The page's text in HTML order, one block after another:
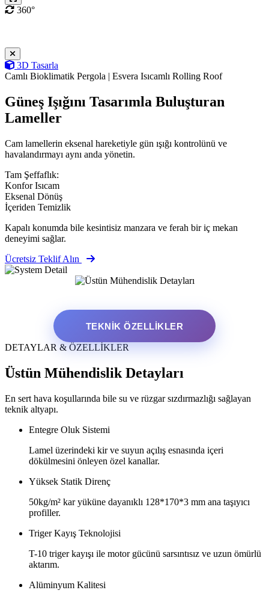
360°
3D Tasarla
Camlı Bioklimatik Pergola | Esvera Isıcamlı Rolling Roof
Güneş Işığını Tasarımla Buluşturan
Lameller
Cam lamellerin eksenal hareketiyle gün ışığı kontrolünü ve
havalandırmayı aynı anda yönetin.
Tam Şeffaflık:
Konfor Isıcam
Eksenal Dönüş
İçeriden Temizlik
Kapalı konumda bile kesintisiz manzara ve ferah bir iç mekan
deneyimi sağlar.
Ücretsiz Teklif Alın
TEKNIK ÖZELLIKLER
DETAYLAR & ÖZELLİKLER
Üstün Mühendislik Detayları
En sert hava koşullarında bile su ve rüzgar sızdırmazlığı sağlayan
teknik altyapı.
Entegre Oluk Sistemi
Lamel üzerindeki kir ve suyun açılış esnasında içeri
dökülmesini önleyen özel kanallar.
Yüksek Statik Direnç
50kg/m² kar yüküne dayanıklı 128*170*3 mm ana taşıyıcı
profiller.
Triger Kayış Teknolojisi
T-10 triger kayışı ile motor gücünü sarsıntısız ve uzun ömürlü
aktarım.
Alüminyum Kalitesi